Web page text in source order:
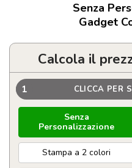
Senza
Gadget
Calcola il
1 CLICCA PER
Senza
Personalizzazione
Stampa a 2 colori